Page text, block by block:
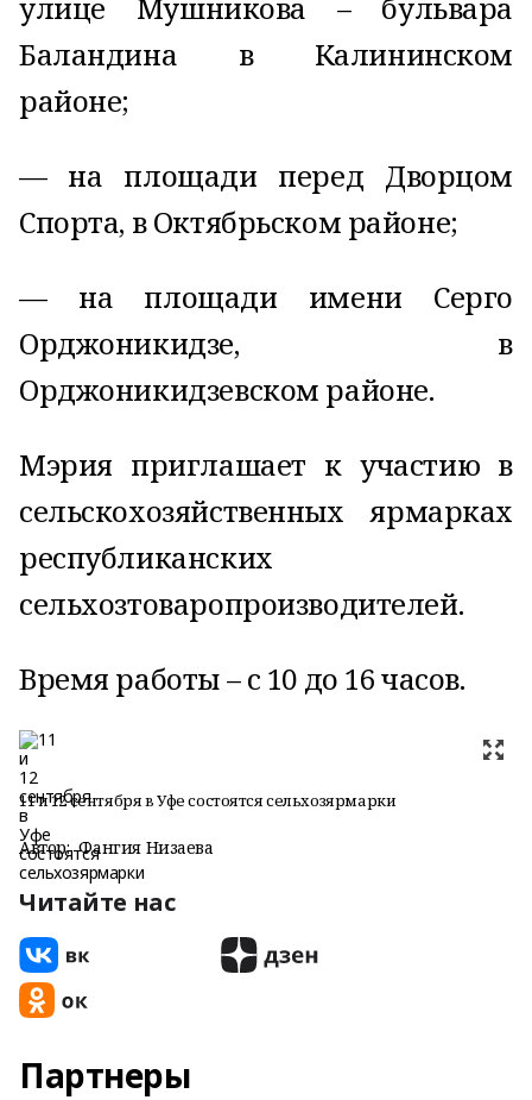
Баландина в Калининском
районе;
— на площади перед Дворцом
Спорта, в Октябрьском районе;
— на площади имени Серго
Орджоникидзе, в
Орджоникидзевском районе.
Мэрия приглашает к участию в
сельскохозяйственных ярмарках
республиканских
сельхозтоваропроизводителей.
Время работы – с 10 до 16 часов.
11 и 12 сентября в Уфе состоятся сельхозярмарки
Автор: Фангия Низаева
Читайте нас
Партнеры